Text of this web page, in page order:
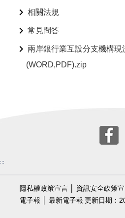
相關法規
常見問答
兩岸銀行業互設分支機構現
(WORD,PDF).zip
:::
隱私權政策宣言 資訊安全政策
電子報
最新電子報 更新日期：